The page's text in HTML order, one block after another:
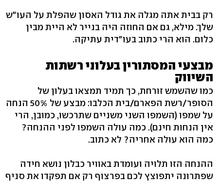
רק בבית אתה מגלה את גודל האסון שהפלת על העו"ש
שלך. מילא, גם אם החוזה היה בנייר לא היית מבין
כלום. הוא הרי כתוב בעו"דית עתיקה.
מבצעי המסתורין בעלוני רשתות
השיווק
כמו שהשמש זורחת, כך תמיד תמצאו בעלון של
הסופר/רשת הפארם/בית הכלבו: מבצע של 50% הנחה
על שמפו (השמפו השני משניים שתרכשו, כמובן, הרי
אין הנחות חינם). כמה עולה השמפו לפני ההנחה?
כמה הוא עולה אחריה? לא כתוב.
ההנחה הזו תלויה ועומדת באוויר כבלון נושא חידה
שפתרונה יתפוצץ לכם בפרצוף רק אם תפקדו את סניף